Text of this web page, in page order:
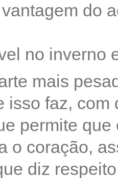
do
no inverno
mais
isso faz,
permite
o coração,
diz